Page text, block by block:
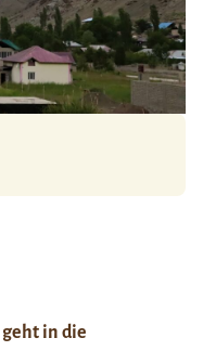
in die